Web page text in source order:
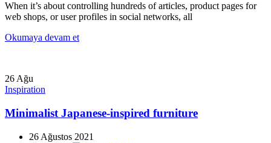
When it’s about controlling hundreds of articles, product pages for
web shops, or user profiles in social networks, all
Okumaya devam et
26 Ağu
Inspiration
Minimalist Japanese-inspired furniture
26 Ağustos 2021